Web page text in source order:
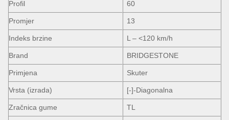
Profil 60
Promjer 13
Indeks brzine L – <120 km/h
Brand BRIDGESTONE
Primjena Skuter
Vrsta (izrada) [-]-Diagonalna
Zračnica gume TL